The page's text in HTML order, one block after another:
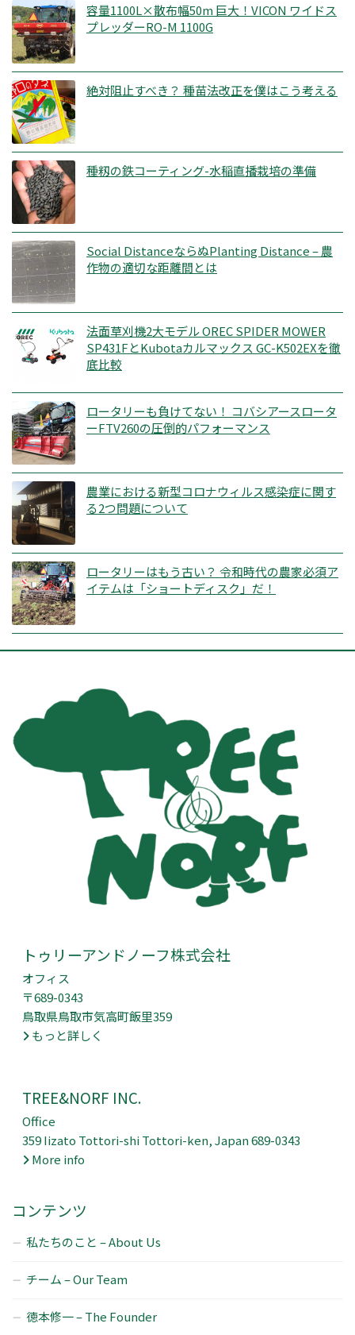
容量1100L×散布幅50m 巨大！VICON ワイドス
プレッダーRO-M 1100G
絶対阻止すべき？ 種苗法改正を僕はこう考える
種籾の鉄コーティング-水稲直播栽培の準備
Social DistanceならぬPlanting Distance – 農
作物の適切な距離間とは
法面草刈機2大モデル OREC SPIDER MOWER
SP431FとKubotaカルマックス GC-K502EXを徹
底比較
ロータリーも負けてない！ コバシアースロータ
ーFTV260の圧倒的パフォーマンス
農業における新型コロナウィルス感染症に関す
る2つ問題について
ロータリーはもう古い？ 令和時代の農家必須ア
イテムは「ショートディスク」だ！
トゥリーアンドノーフ株式会社
オフィス
〒689-0343
鳥取県鳥取市気高町飯里359
もっと詳しく
TREE&NORF INC.
Office
359 Iizato Tottori-shi Tottori-ken, Japan 689-0343
More info
コンテンツ
私たちのこと – About Us
チーム – Our Team
徳本修一 – The Founder